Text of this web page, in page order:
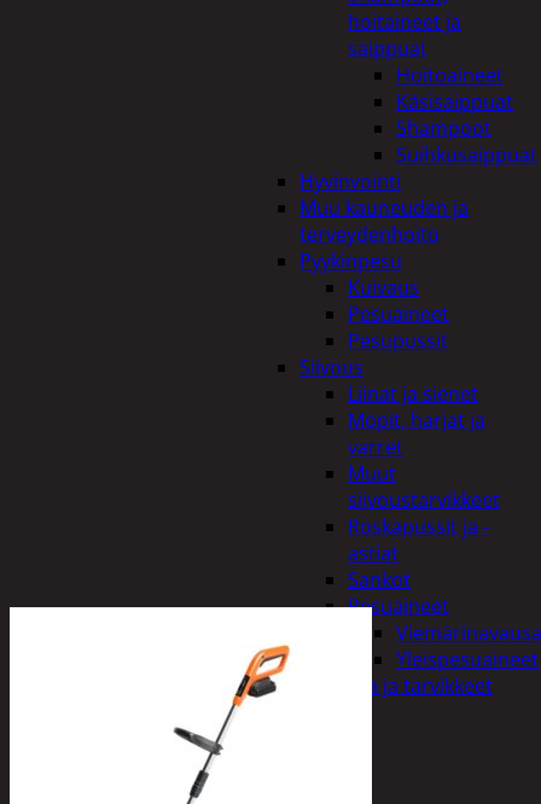
hoitaineet ja
saippuat
Hoitoaineet
Käsisaippuat
Shampoot
Suihkusaippuat
Hyvinvointi
Muu kauneuden ja
terveydenhoito
Pyykinpesu
Kuivaus
Pesuaineet
Pesupussit
Siivous
Liinat ja sienet
Mopit, harjat ja
varret
Muut
siivoustarvikkeet
Roskapussit ja -
astiat
Sankot
Pesuaineet
Yleispesuaineet
Eläintenruoka ja tarvikkeet